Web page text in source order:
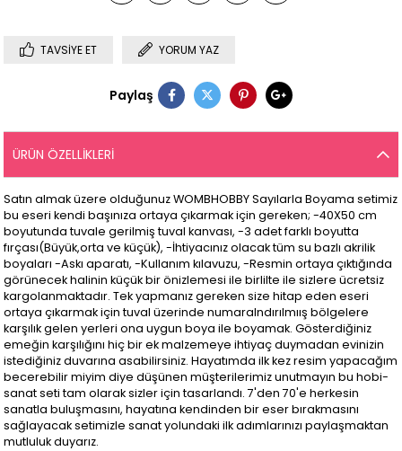
TAVSIYE ET YORUM YAZ
Paylaş
ÜRÜN ÖZELLIKLERI
Satın almak üzere olduğunuz WOMBHOBBY Sayılarla Boyama setimiz
bu eseri kendi başınıza ortaya çıkarmak için gereken; -40X50 cm
boyutunda tuvale gerilmiş tuval kanvası, -3 adet farklı boyutta
fırçası(Büyük,orta ve küçük), -İhtiyacınız olacak tüm su bazlı akrilik
boyaları -Askı aparatı, -Kullanım kılavuzu, -Resmin ortaya çıktığında
görünecek halinin küçük bir önizlemesi ile birlilte ile sizlere ücretsiz
kargolanmaktadır. Tek yapmanız gereken size hitap eden eseri
ortaya çıkarmak için tuval üzerinde numaralndırılmıış bölgelere
karşılık gelen yerleri ona uygun boya ile boyamak. Gösterdiğiniz
emeğin karşılığını hiç bir ek malzemeye ihtiyaç duymadan evinizin
istediğiniz duvarına asabilirsiniz. Hayatımda ilk kez resim yapacağım
becerebilir miyim diye düşünen müşterilerimiz unutmayın bu hobi-
sanat seti tam olarak sizler için tasarlandı. 7'den 70'e herkesin
sanatla buluşmasını, hayatına kendinden bir eser bırakmasını
sağlayacak setimizle sanat yolundaki ilk adımlarınızı paylaşmaktan
mutluluk duyarız.